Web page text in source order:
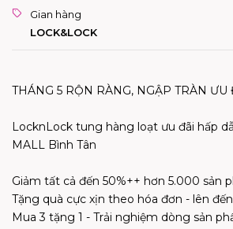
Gian hàng
LOCK&LOCK
THÁNG 5 RỘN RÀNG, NGẬP TRÀN ƯU
LocknLock tung hàng loạt ưu đãi hấp
MALL Bình Tân
Giảm tất cả đến 50%++ hơn 5.000 sản
Tặng quà cực xịn theo hóa đơn - lên
Mua 3 tặng 1 - Trải nghiệm dòng sản